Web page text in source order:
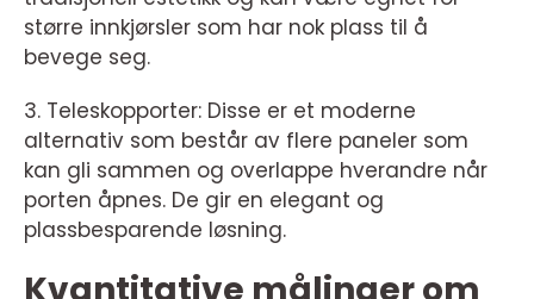
større innkjørsler som har nok plass til å
bevege seg.
3. Teleskopporter: Disse er et moderne
alternativ som består av flere paneler som
kan gli sammen og overlappe hverandre når
porten åpnes. De gir en elegant og
plassbesparende løsning.